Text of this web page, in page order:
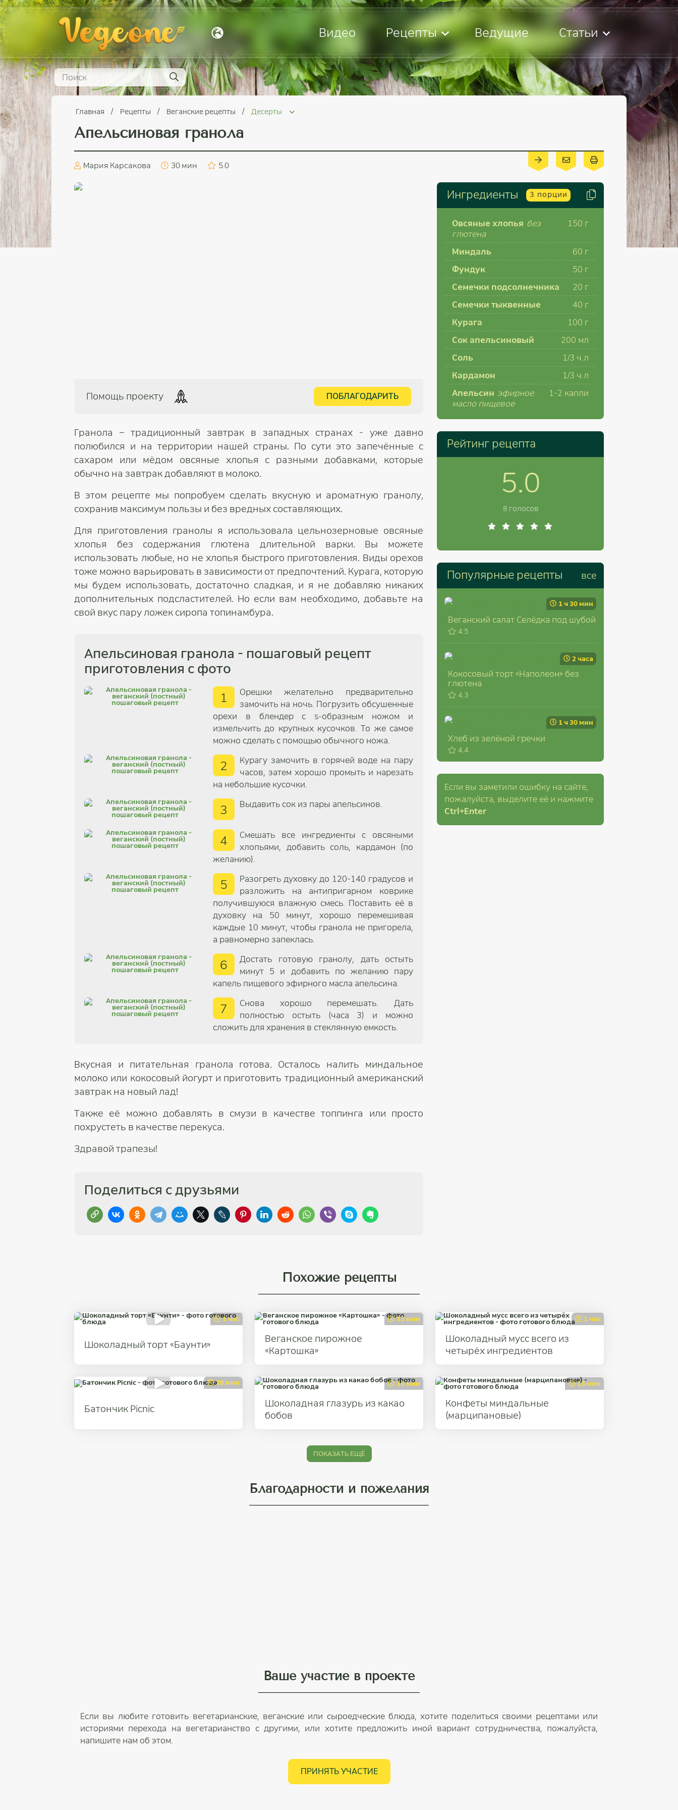
Видео Рецепты Ведущие Статьи
Главная Рецепты Веганские рецепты Десерты
Апельсиновая гранола
Мария Карсакова 30 мин 5.0
Помощь проекту ПОБЛАГОДАРИТЬ
Гранола – традиционный завтрак в западных странах - уже давно
полюбился и на территории нашей страны. По сути это запечённые с
сахаром или мёдом овсяные хлопья с разными добавками, которые
обычно на завтрак добавляют в молоко.
В этом рецепте мы попробуем сделать вкусную и ароматную гранолу,
сохранив максимум пользы и без вредных составляющих.
Для приготовления гранолы я использовала цельнозерновые овсяные
хлопья без содержания глютена длительной варки. Вы можете
использовать любые, но не хлопья быстрого приготовления. Виды орехов
тоже можно варьировать в зависимости от предпочтений. Курага, которую
мы будем использовать, достаточно сладкая, и я не добавляю никаких
дополнительных подсластителей. Но если вам необходимо, добавьте на
свой вкус пару ложек сиропа топинамбура.
Апельсиновая гранола - пошаговый рецепт
приготовления с фото
1
Орешки желательно предварительно
замочить на ночь. Погрузить обсушенные
орехи в блендер с s-образным ножом и
измельчить до крупных кусочков. То же самое
можно сделать с помощью обычного ножа.
2
Курагу замочить в горячей воде на пару
часов, затем хорошо промыть и нарезать
на небольшие кусочки.
3 Выдавить сок из пары апельсинов.
4
Смешать все ингредиенты с овсяными
хлопьями, добавить соль, кардамон (по
желанию).
5
Разогреть духовку до 120-140 градусов и
разложить на антипригарном коврике
получившуюся влажную смесь. Поставить её в
духовку на 50 минут, хорошо перемешивая
каждые 10 минут, чтобы гранола не пригорела,
а равномерно запеклась.
6
Достать готовую гранолу, дать остыть
минут 5 и добавить по желанию пару
капель пищевого эфирного масла апельсина.
7
Снова хорошо перемешать. Дать
полностью остыть (часа 3) и можно
сложить для хранения в стеклянную емкость.
Вкусная и питательная гранола готова. Осталось налить миндальное
молоко или кокосовый йогурт и приготовить традиционный американский
завтрак на новый лад!
Также её можно добавлять в смузи в качестве топпинга или просто
похрустеть в качестве перекуса.
Здравой трапезы!
Поделиться с друзьями
Ингредиенты 3 порции
Овсяные хлопья без
глютена
150 г
Миндаль 60 г
Фундук
50 г
Семечки подсолнечника
20 г
Семечки тыквенные
40 г
Курага
100 г
Сок апельсиновый
200 мл
Соль
1/3 ч.л
Кардамон
1/3 ч.л
Апельсин эфирное
масло пищевое
1-2 капли
Рейтинг рецепта
5.0
8 голосов
Популярные рецепты все
1 ч 30 мин
Веганский салат Селёдка под шубой
4.5
2 часа
Кокосовый торт «Наполеон» без
глютена
4.3
1 ч 30 мин
Хлеб из зелёной гречки
4.4
Если вы заметили ошибку на сайте,
пожалуйста, выделите её и нажмите
Ctrl +Enter
Похожие рецепты
1 час
Шоколадный торт «Баунти»
15 мин
Веганское пирожное
«Картошка»
1 час
Шоколадный мусс всего из
четырёх ингредиентов
20 мин
Батончик Picnic
15 мин
Шоколадная глазурь из какао
бобов
15 мин
Конфеты миндальные
(марципановые)
ПОКАЗАТЬ ЕЩЁ
Благодарности и пожелания
Ваше участие в проекте
Если вы любите готовить вегетарианские, веганские или сыроедческие блюда, хотите поделиться своими рецептами или
историями перехода на вегетарианство с другими, или хотите предложить иной вариант сотрудничества, пожалуйста,
напишите нам об этом.
ПРИНЯТЬ УЧАСТИЕ